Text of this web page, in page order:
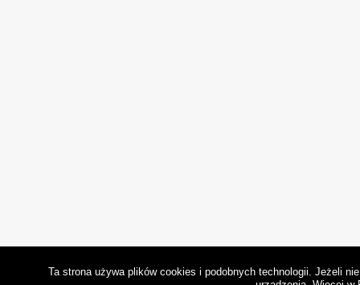
Ta strona używa plików cookies i podobnych technologii. Jeżeli